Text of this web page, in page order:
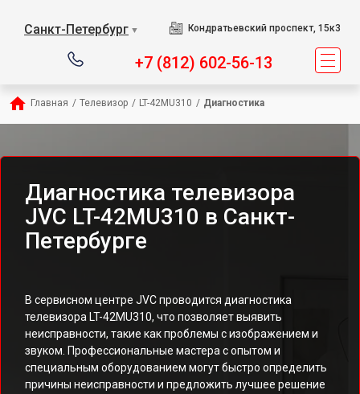
Санкт-Петербург ▼ Кондратьевский проспект, 15к3
+7 (812) 602-56-13
Главная / Телевизор / LT-42MU310 / Диагностика
Диагностика телевизора
JVC LT-42MU310 в Санкт-
Петербурге
В сервисном центре JVC проводится диагностика
телевизора LT-42MU310, что позволяет выявить
неисправности, такие как проблемы с изображением и
звуком. Профессиональные мастера с опытом и
специальным оборудованием могут быстро определить
причины неисправности и предложить лучшее решение